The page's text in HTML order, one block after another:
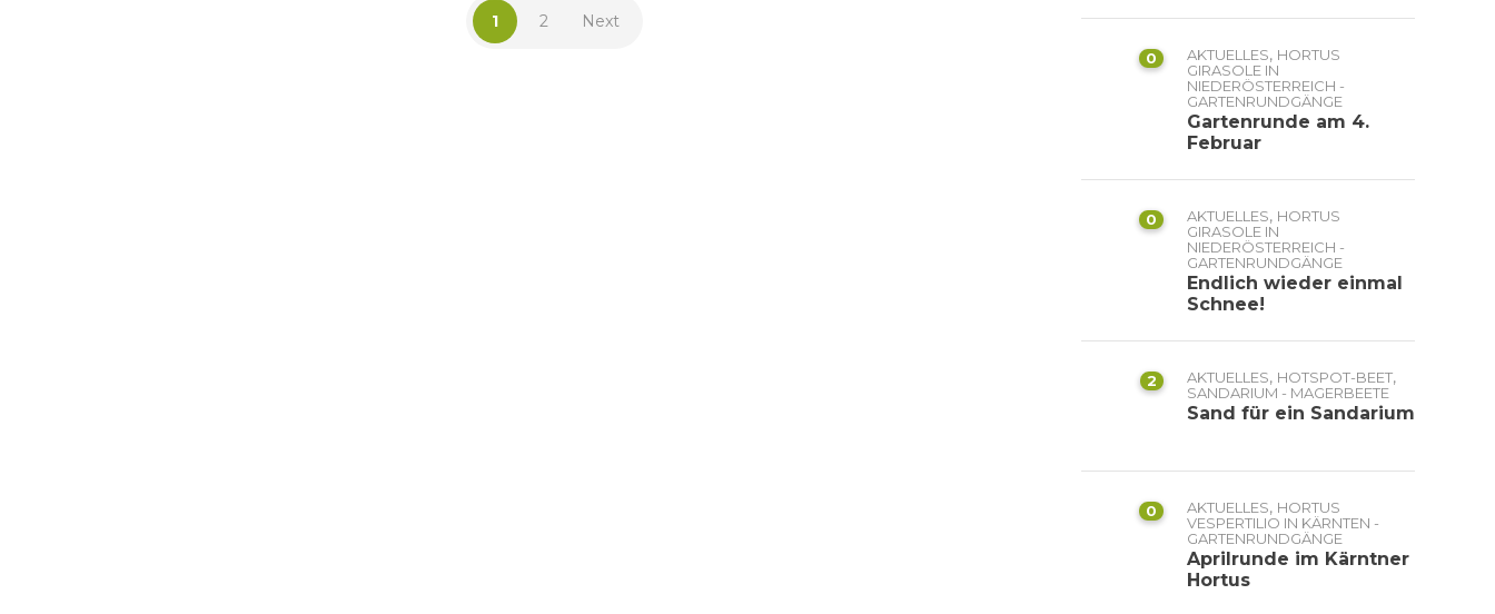
1 2 Next
0 AKTUELLES, HORTUS
GIRASOLE IN
NIEDERÖSTERREICH -
GARTENRUNDGÄNGE
Gartenrunde am 4.
Februar
0 AKTUELLES, HORTUS
GIRASOLE IN
NIEDERÖSTERREICH -
GARTENRUNDGÄNGE
Endlich wieder einmal
Schnee!
2 AKTUELLES, HOTSPOT-BEET,
SANDARIUM - MAGERBEETE
Sand für ein Sandarium
0 AKTUELLES, HORTUS
VESPERTILIO IN KÄRNTEN -
GARTENRUNDGÄNGE
Aprilrunde im Kärntner
Hortus